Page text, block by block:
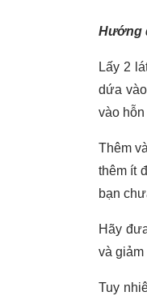
Hướng
Lấy 2
dứa
vào
Thêm
thêm ít
bạn
Hãy
và giảm
Tuy